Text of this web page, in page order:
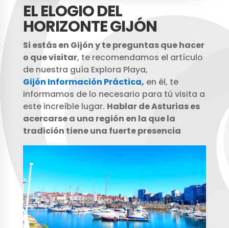
EL ELOGIO DEL
HORIZONTE GIJÓN
Si estás en Gijón y te preguntas que hacer
o que visitar, te recomendamos el artículo
de nuestra guía Explora Playa,
Gijón Información Práctica, en él, te
informamos de lo necesario para tú visita a
este increíble lugar. Hablar de Asturias es
acercarse a una región en la que la
tradición tiene una fuerte presencia